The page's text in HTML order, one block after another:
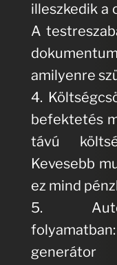
illeszkedik a
A
amilyenre
4.
befektetés
távú
Kevesebb
ez mind
5.